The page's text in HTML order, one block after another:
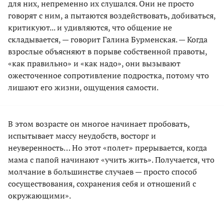
для них, непременно их слушался. Они не просто
говорят с ним, а пытаются воздействовать, добиваться,
критикуют... и удивляются, что общение не
складывается, — говорит Галина Бурменская. — Когда
взрослые объясняют в порыве собственной правоты,
«как правильно» и «как надо», они вызывают
ожесточенное сопротивление подростка, потому что
лишают его жизни, ощущения самости.
В этом возрасте он многое начинает пробовать,
испытывает массу неудобств, восторг и
неуверенность… Но этот «полет» прерывается, когда
мама с папой начинают «учить жить». Получается, что
молчание в большинстве случаев — просто способ
сосуществования, сохранения себя и отношений с
окружающими».